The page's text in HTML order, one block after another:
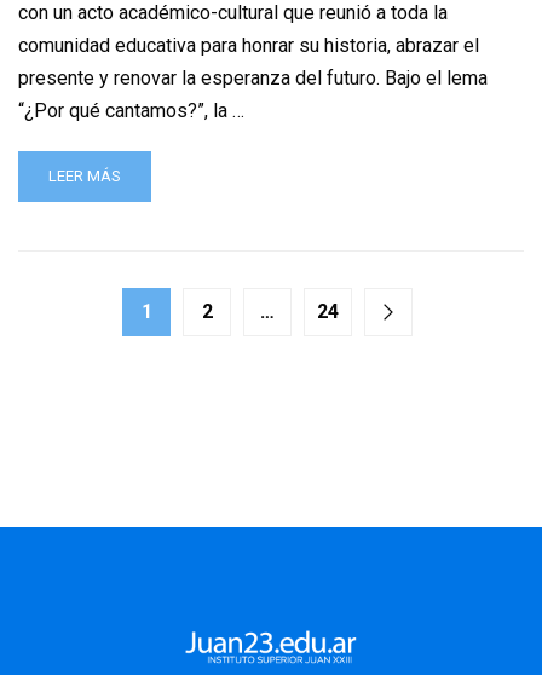
con un acto académico-cultural que reunió a toda la
comunidad educativa para honrar su historia, abrazar el
presente y renovar la esperanza del futuro. Bajo el lema
“¿Por qué cantamos?”, la …
LEER MÁS
1 2 … 24